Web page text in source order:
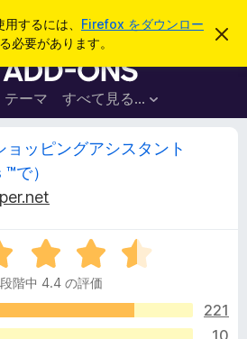
するには、 Firefox をダウンロー
必要があります。
こ
を
F
i
r
e
f
o
ブ
ウ
ザ
ー
ド
テーマ すべて見る...
ログイン
ッピングアシスタント
で）
階中 4.4 の評価
221
10